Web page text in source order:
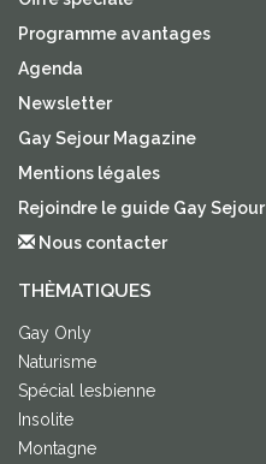
Programme avantages
Agenda
Newsletter
Gay Sejour Magazine
Mentions légales
Rejoindre le guide Gay Sejour
Nous contacter
THÈMATIQUES
Gay Only
Naturisme
Spécial lesbienne
Insolite
Montagne